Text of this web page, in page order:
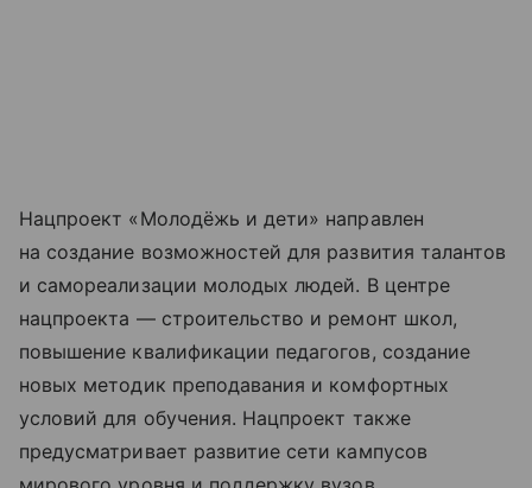
Нацпроект «Молодёжь и дети» направлен
на создание возможностей для развития талантов
и самореализации молодых людей. В центре
нацпроекта — строительство и ремонт школ,
повышение квалификации педагогов, создание
новых методик преподавания и комфортных
условий для обучения. Нацпроект также
предусматривает развитие сети кампусов